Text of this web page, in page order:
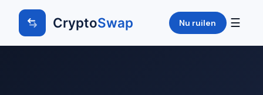
CryptoSwap Nu ruilen ☰